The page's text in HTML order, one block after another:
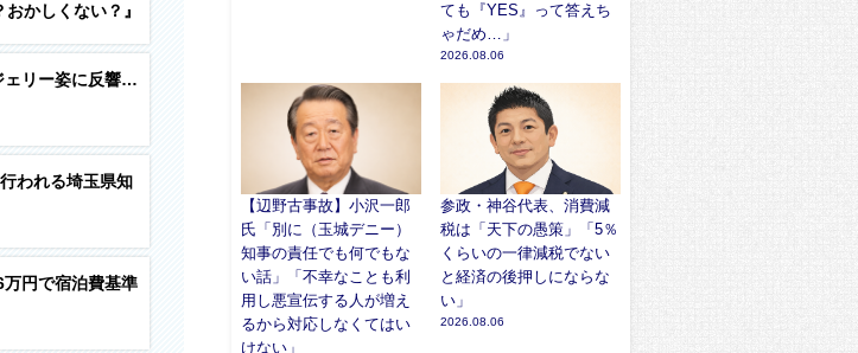
かしくない？』
ェリー姿に反響…
われる埼玉県知
円で宿泊費基準
ても『YES』って答えち
ゃだめ…」
2026.08.06
【辺野古事故】小沢一郎
氏「別に（玉城デニー）
知事の責任でも何でもな
い話」「不幸なことも利
用し悪宣伝する人が増え
るから対応しなくてはい
けない」
参政・神谷代表、消費減
税は「天下の愚策」「5％
くらいの一律減税でない
と経済の後押しにならな
い」
2026.08.06